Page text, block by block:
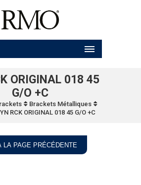
ORIGINAL 018 45
G/O +C
Brackets Métalliques
RCK ORIGINAL 018 45 G/O +C
LA PAGE PRÉCÉDENTE